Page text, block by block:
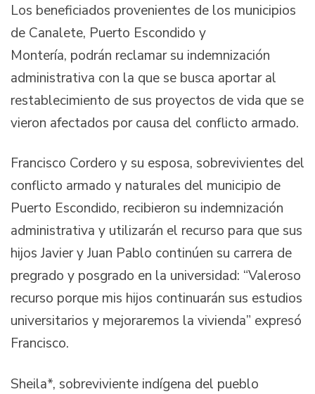
Los beneficiados provenientes de los municipios
de Canalete, Puerto Escondido y
Montería, podrán reclamar su indemnización
administrativa con la que se busca aportar al
restablecimiento de sus proyectos de vida que se
vieron afectados por causa del conflicto armado.
Francisco Cordero y su esposa, sobrevivientes del
conflicto armado y naturales del municipio de
Puerto Escondido, recibieron su indemnización
administrativa y utilizarán el recurso para que sus
hijos Javier y Juan Pablo continúen su carrera de
pregrado y posgrado en la universidad: “Valeroso
recurso porque mis hijos continuarán sus estudios
universitarios y mejoraremos la vivienda” expresó
Francisco.
Sheila*, sobreviviente indígena del pueblo